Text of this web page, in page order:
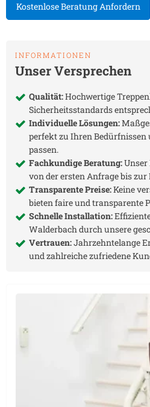
Kostenlose Beratung Anfordern
INFORMATIONEN
Unser Versprechen
Qualität:Hochwertige
Sicherheitsstandards
Individuelle Lösungen:
perfekt zu Ihren Bedürfnissen
passen.
Fachkundige Beratung:
von der ersten Anfrage bis
Transparente Preise:Keine
bieten faire und transparente
Schnelle Installation:
Walderbachdurch unsere
Vertrauen:Jahrzehntelange
und zahlreiche zufriedene